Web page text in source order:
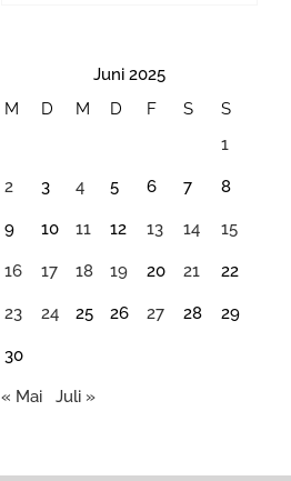
Juni 2025
M
D M D F S
S
1
2 3 4 5 6 7 8
9 10 11 12 13 14 15
16 17 18 19 20 21 22
23 24 25 26 27 28 29
30
« Mai Juli »